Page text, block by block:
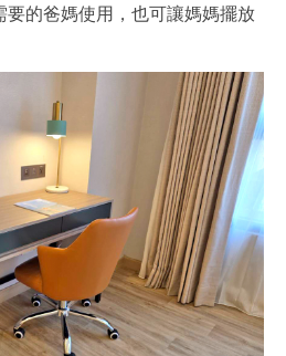
要的爸媽使用，也可讓媽媽擺放